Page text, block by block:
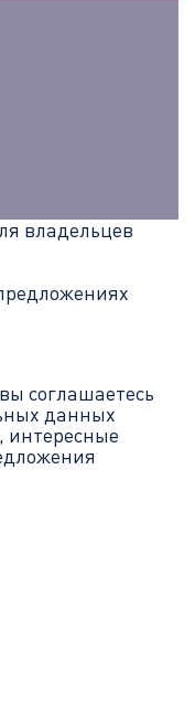
владельцев
соглашаетесь
данных
интересные